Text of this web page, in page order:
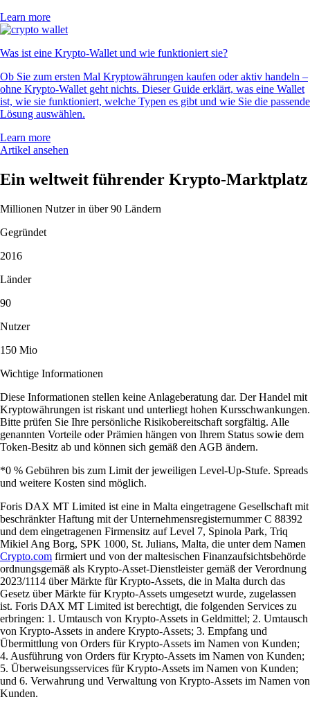
Learn more
Was ist eine Krypto-Wallet und wie funktioniert sie?
Ob Sie zum ersten Mal Kryptowährungen kaufen oder aktiv handeln –
ohne Krypto-Wallet geht nichts. Dieser Guide erklärt, was eine Wallet
ist, wie sie funktioniert, welche Typen es gibt und wie Sie die passende
Lösung auswählen.
Learn more
Artikel ansehen
Ein weltweit führender Krypto-Marktplatz
Millionen Nutzer in über 90 Ländern
Gegründet
2016
Länder
90
Nutzer
150 Mio
Wichtige Informationen
Diese Informationen stellen keine Anlageberatung dar. Der Handel mit
Kryptowährungen ist riskant und unterliegt hohen Kursschwankungen.
Bitte prüfen Sie Ihre persönliche Risikobereitschaft sorgfältig. Alle
genannten Vorteile oder Prämien hängen von Ihrem Status sowie dem
Token-Besitz ab und können sich gemäß den AGB ändern.
*0 % Gebühren bis zum Limit der jeweiligen Level-Up-Stufe. Spreads
und weitere Kosten sind möglich.
Foris DAX MT Limited ist eine in Malta eingetragene Gesellschaft mit
beschränkter Haftung mit der Unternehmensregisternummer C 88392
und dem eingetragenen Firmensitz auf Level 7, Spinola Park, Triq
Mikiel Ang Borg, SPK 1000, St. Julians, Malta, die unter dem Namen
Crypto.com firmiert und von der maltesischen Finanzaufsichtsbehörde
ordnungsgemäß als Krypto-Asset-Dienstleister gemäß der Verordnung
2023/1114 über Märkte für Krypto-Assets, die in Malta durch das
Gesetz über Märkte für Krypto-Assets umgesetzt wurde, zugelassen
ist. Foris DAX MT Limited ist berechtigt, die folgenden Services zu
erbringen: 1. Umtausch von Krypto-Assets in Geldmittel; 2. Umtausch
von Krypto-Assets in andere Krypto-Assets; 3. Empfang und
Übermittlung von Orders für Krypto-Assets im Namen von Kunden;
4. Ausführung von Orders für Krypto-Assets im Namen von Kunden;
5. Überweisungsservices für Krypto-Assets im Namen von Kunden;
und 6. Verwahrung und Verwaltung von Krypto-Assets im Namen von
Kunden.